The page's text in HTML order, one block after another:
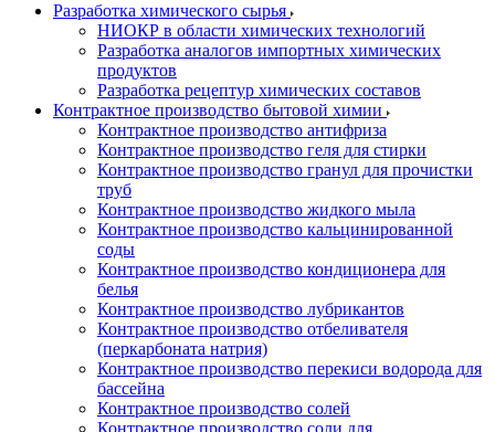
Разработка химического сырья
НИОКР в области химических технологий
Разработка аналогов импортных химических
продуктов
Разработка рецептур химических составов
Контрактное производство бытовой химии
Контрактное производство антифриза
Контрактное производство геля для стирки
Контрактное производство гранул для прочистки
труб
Контрактное производство жидкого мыла
Контрактное производство кальцинированной
соды
Контрактное производство кондиционера для
белья
Контрактное производство лубрикантов
Контрактное производство отбеливателя
(перкарбоната натрия)
Контрактное производство перекиси водорода для
бассейна
Контрактное производство солей
Контрактное производство соли для